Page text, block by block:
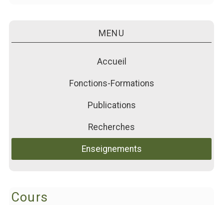
MENU
Accueil
Fonctions-Formations
Publications
Recherches
Enseignements
Cours